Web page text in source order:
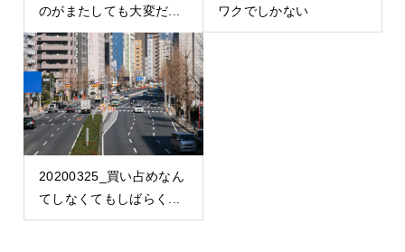
のがまたしても大変だ...
ワクでしかない
20200325_買い占めなん
てしなくてもしばらく...